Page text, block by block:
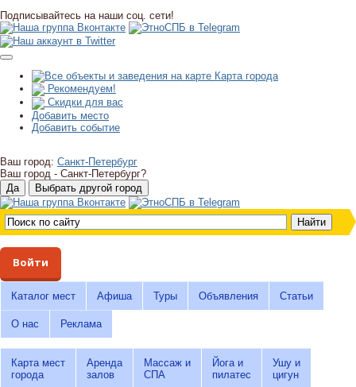
Подписывайтесь на наши соц. сети!
Карта города
Рекомендуем!
Скидки для вас
Добавить место
Добавить событие
Ваш город: Санкт-Петербург
Ваш город - Санкт-Петербург?
Войти
Каталог мест Афиша Туры Объявления Статьи
О нас Реклама
Карта мест
города
Аренда
залов
Массаж и
СПА
Йога и
пилатес
Ушу и
цигун